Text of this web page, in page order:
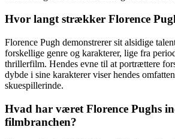
Hvor langt strækker Florence
Florence Pugh demonstrerer sit alsidige
forskellige genre og karakterer, lige fra
thrillerfilm. Hendes evne til at portrættere
dybde i sine karakterer viser hendes
skuespillerinde.
Hvad har været Florence Pughs
filmbranchen?